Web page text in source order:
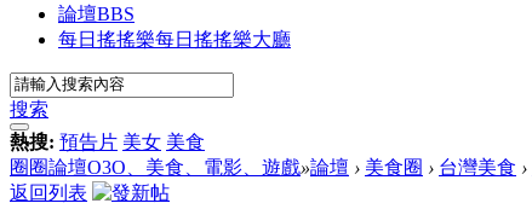
論壇BBS
每日搖搖樂每日搖搖樂大廳
搜索
熱搜: 預告片 美女 美食
圈圈論壇O3O、美食、電影、遊戲»論壇 › 美食圈 › 台灣美食 ›
返回列表